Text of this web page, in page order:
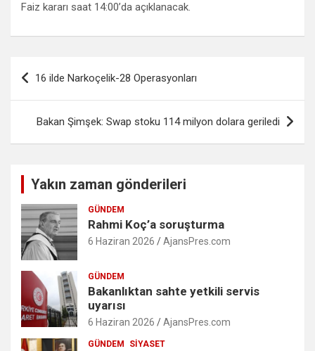
Faiz kararı saat 14:00’da açıklanacak.
Yazı
gezinmesi
16 ilde Narkoçelik-28 Operasyonları
Bakan Şimşek: Swap stoku 114 milyon dolara geriledi
Yakın zaman gönderileri
GÜNDEM
Rahmi Koç’a soruşturma
6 Haziran 2026 AjansPres.com
GÜNDEM
Bakanlıktan sahte yetkili servis
uyarısı
6 Haziran 2026 AjansPres.com
GÜNDEM SIYASET